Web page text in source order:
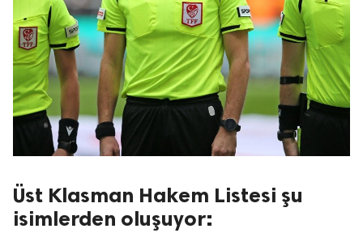
Üst Klasman Hakem Listesi şu
isimlerden oluşuyor: